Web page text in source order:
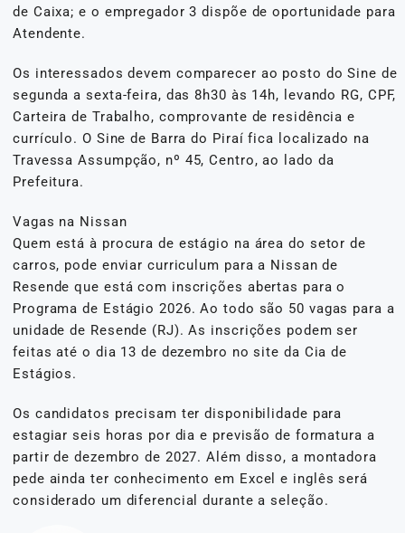
de Caixa; e o empregador 3 dispõe de oportunidade para
Atendente.
Os interessados devem comparecer ao posto do Sine de
segunda a sexta-feira, das 8h30 às 14h, levando RG, CPF,
Carteira de Trabalho, comprovante de residência e
currículo. O Sine de Barra do Piraí fica localizado na
Travessa Assumpção, nº 45, Centro, ao lado da
Prefeitura.
Vagas na Nissan
Quem está à procura de estágio na área do setor de
carros, pode enviar curriculum para a Nissan de
Resende que está com inscrições abertas para o
Programa de Estágio 2026. Ao todo são 50 vagas para a
unidade de Resende (RJ). As inscrições podem ser
feitas até o dia 13 de dezembro no site da Cia de
Estágios.
Os candidatos precisam ter disponibilidade para
estagiar seis horas por dia e previsão de formatura a
partir de dezembro de 2027. Além disso, a montadora
pede ainda ter conhecimento em Excel e inglês será
considerado um diferencial durante a seleção.